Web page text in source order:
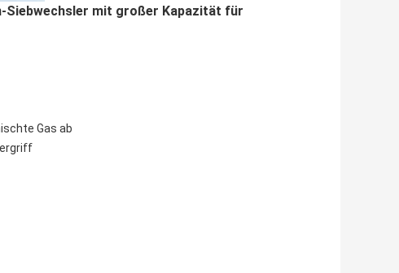
Siebwechsler mit großer Kapazität für
Gas ab